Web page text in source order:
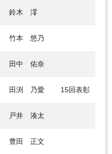
鈴木 澪
竹本 悠乃
田中 佑奈
田渕 乃愛 15回表彰
戸井 湊太
豊田 正文